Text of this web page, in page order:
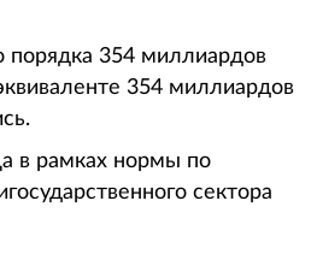
порядка 354 миллиардов
354 миллиардов
в рамках нормы по
сектора